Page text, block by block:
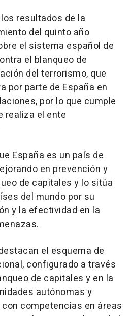
resultados de la
del quinto año
el sistema español de
el blanqueo de
del terrorismo, que
por parte de España en
por lo que cumple
realiza el ente
España es un país de
en prevención y
de capitales y lo sitúa
del mundo por su
y la efectividad en la
el esquema de
configurado a través
de capitales y en la
autónomas y
competencias en áreas